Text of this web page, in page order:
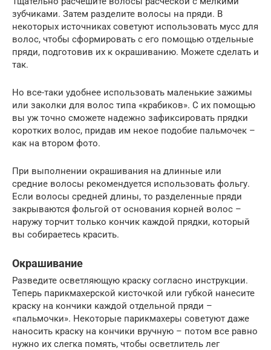
зубчиками. Затем разделите волосы на пряди. В
некоторых источниках советуют использовать мусс для
волос, чтобы сформировать с его помощью отдельные
пряди, подготовив их к окрашиванию. Можете сделать и
так.
Но все-таки удобнее использовать маленькие зажимы
или заколки для волос типа «крабиков». С их помощью
вы уж точно сможете надежно зафиксировать прядки
коротких волос, придав им некое подобие пальмочек –
как на втором фото.
При выполнении окрашивания на длинные или
средние волосы рекомендуется использовать фольгу.
Если волосы средней длины, то разделенные пряди
закрываются фольгой от основания корней волос –
наружу торчит только кончик каждой прядки, который
вы собираетесь красить.
Окрашивание
Разведите осветляющую краску согласно инструкции.
Теперь парикмахерской кисточкой или губкой нанесите
краску на кончики каждой отдельной пряди –
«пальмочки». Некоторые парикмахеры советуют даже
наносить краску на кончики вручную – потом все равно
нужно их слегка помять, чтобы осветлитель лег